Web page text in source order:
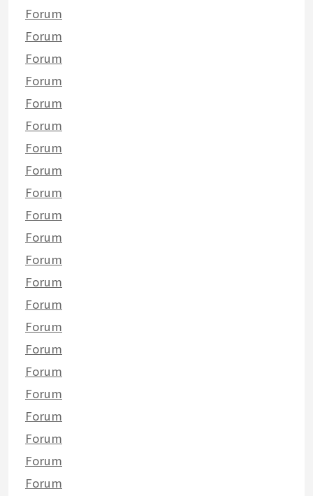
Forum
Forum
Forum
Forum
Forum
Forum
Forum
Forum
Forum
Forum
Forum
Forum
Forum
Forum
Forum
Forum
Forum
Forum
Forum
Forum
Forum
Forum